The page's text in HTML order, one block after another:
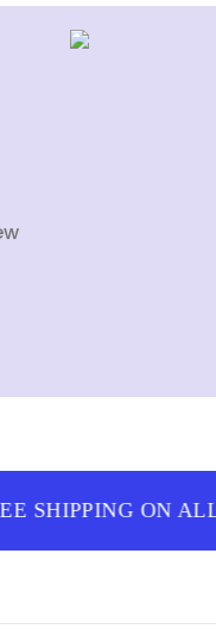
SHIPPING ON ALL